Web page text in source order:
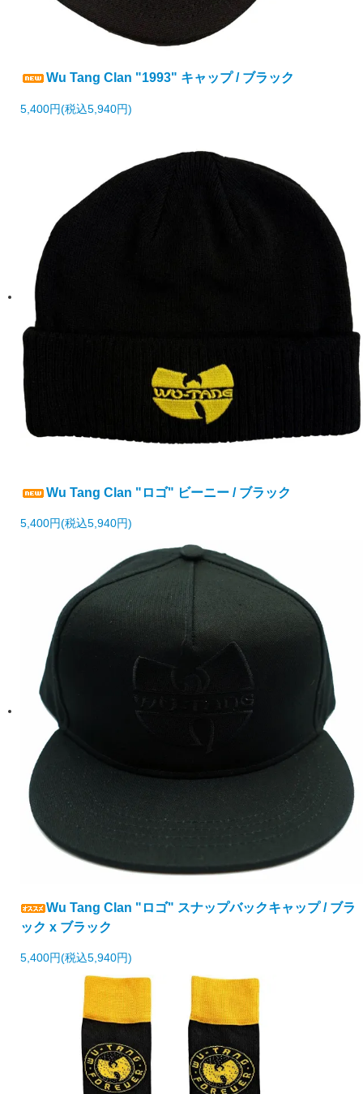
Wu Tang Clan "1993" キャップ / ブラック
5,400円(税込5,940円)
Wu Tang Clan "ロゴ" ビーニー / ブラック
5,400円(税込5,940円)
Wu Tang Clan "ロゴ" スナップバックキャップ / ブラ
ック x ブラック
5,400円(税込5,940円)